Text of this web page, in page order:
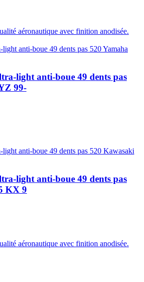
aéronautique avec finition anodisée.
light anti-boue 49 dents pas
99-
light anti-boue 49 dents pas
KX 9
aéronautique avec finition anodisée.